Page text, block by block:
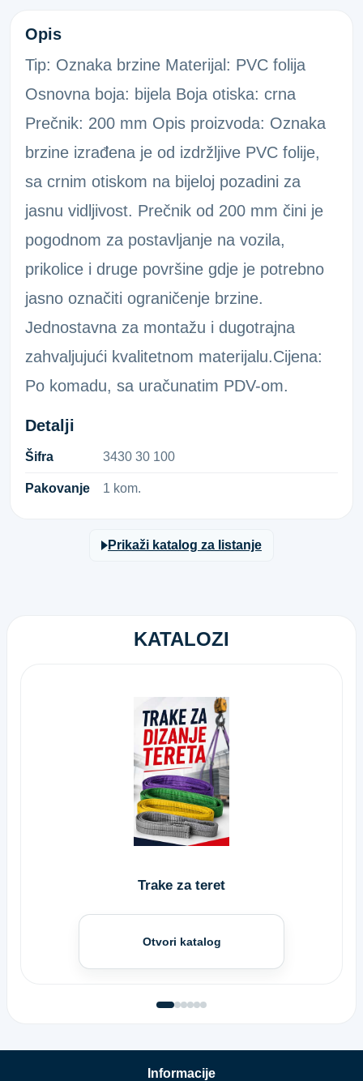
NALJ.ZA BRZINU BJE/CRN 100KM/H
Opis
Tip: Oznaka brzine Materijal: PVC folija
Osnovna boja: bijela Boja otiska: crna
Prečnik: 200 mm Opis proizvoda: Oznaka
brzine izrađena je od izdržljive PVC folije,
sa crnim otiskom na bijeloj pozadini za
jasnu vidljivost. Prečnik od 200 mm čini je
pogodnom za postavljanje na vozila,
prikolice i druge površine gdje je potrebno
jasno označiti ograničenje brzine.
Jednostavna za montažu i dugotrajna
zahvaljujući kvalitetnom materijalu.Cijena:
Po komadu, sa uračunatim PDV-om.
Detalji
Šifra 3​4​3​0​ ​3​0​ ​1​0​0​
Pakovanje 1 kom.
Prikaži katalog za listanje
KATALOZI
Trake za teret
Otvori katalog
Informacije